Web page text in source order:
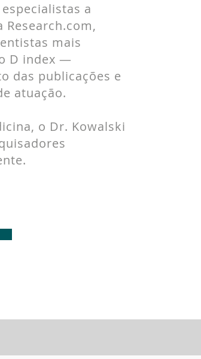
a
Research.com,
mais
D index —
das publicações e
atuação.
o Dr. Kowalski